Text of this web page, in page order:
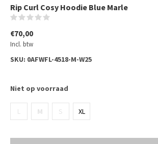
Rip Curl Cosy Hoodie Blue Marle
€70,00
Incl. btw
SKU: 0AFWFL-4518-M-W25
Niet op voorraad
L M S XL